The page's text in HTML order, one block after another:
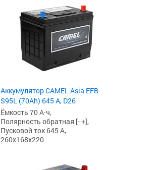
Аккумулятор CAMEL Asia EFB
S95L (70Ah) 645 А, D26
Ёмкость 70 А·ч,
Полярность обратная [- +],
Пусковой ток 645 А,
260x168x220